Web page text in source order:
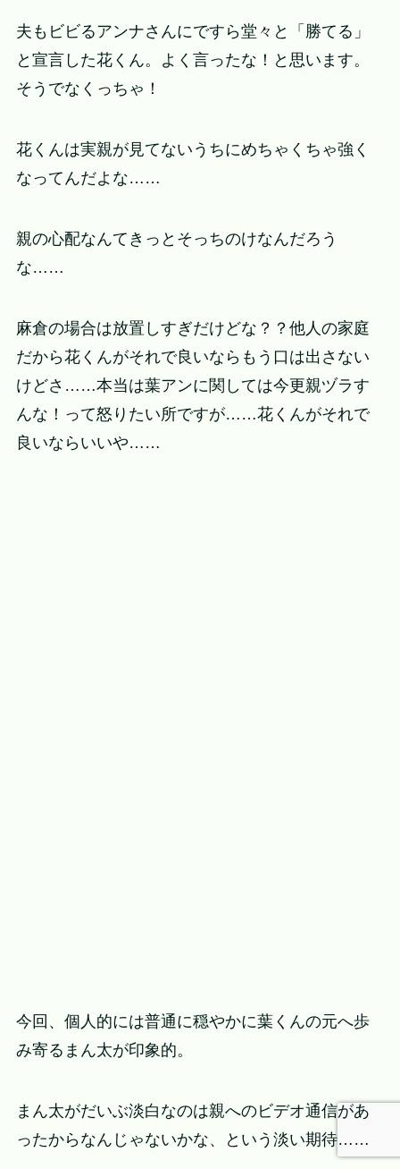
夫もビビるアンナさんにですら堂々と「勝てる」
と宣言した花くん。よく言ったな！と思います。
そうでなくっちゃ！
花くんは実親が見てないうちにめちゃくちゃ強く
なってんだよな……
親の心配なんてきっとそっちのけなんだろう
な……
麻倉の場合は放置しすぎだけどな？？他人の家庭
だから花くんがそれで良いならもう口は出さない
けどさ……本当は葉アンに関しては今更親ヅラす
んな！って怒りたい所ですが……花くんがそれで
良いならいいや……
今回、個人的には普通に穏やかに葉くんの元へ歩
み寄るまん太が印象的。
まん太がだいぶ淡白なのは親へのビデオ通信があ
ったからなんじゃないかな、という淡い期待……